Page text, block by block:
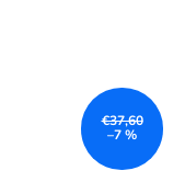
€37,60
–7 %